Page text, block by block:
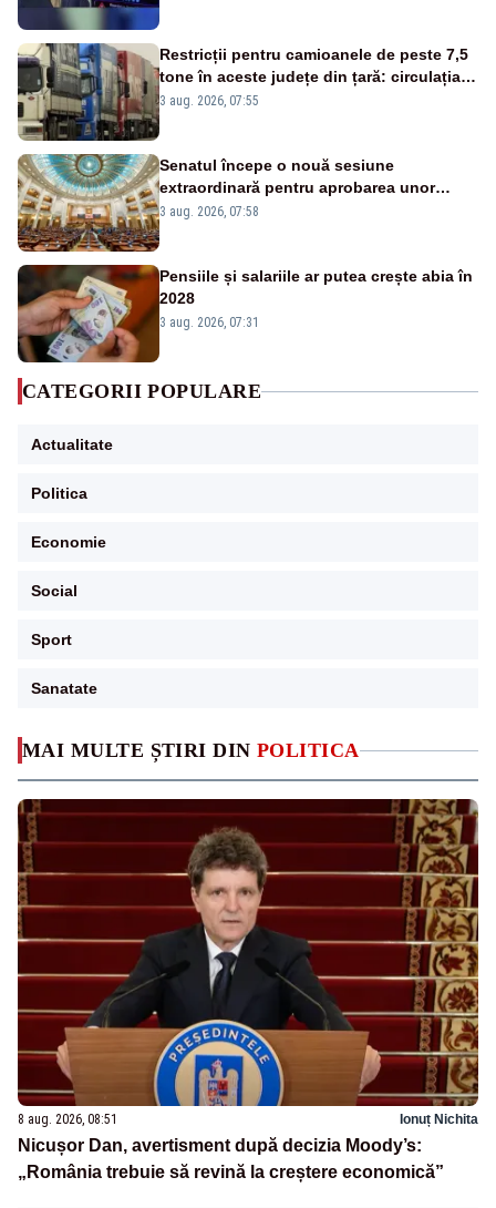
MAI MULTE ȘTIRI DIN POLITICA
8 aug. 2026, 08:51 Ionuț Nichita
Nicușor Dan, avertisment după decizia Moody’s:
„România trebuie să revină la creștere economică”
Restricții pentru camioanele de peste 7,5
tone în aceste județe din țară: circulația
este interzisă luni, între orele 12:00 și
3 aug. 2026, 07:55
Senatul începe o nouă sesiune
extraordinară pentru aprobarea unor
jaloane din PNRR
3 aug. 2026, 07:58
Pensiile și salariile ar putea crește abia în
2028
3 aug. 2026, 07:31
CATEGORII POPULARE
Actualitate
Politica
Economie
Social
Sport
Sanatate